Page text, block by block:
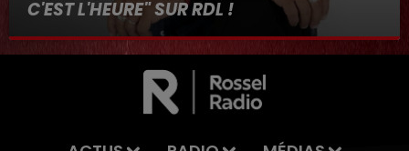
C'EST L'HEURE" SUR RDL !
8 décembre 2023